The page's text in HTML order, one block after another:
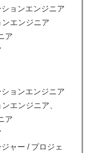
ョンエンジニア
エンジニア
ア
ョンエンジニア
エンジニア、
ア
ャー / プロジェ